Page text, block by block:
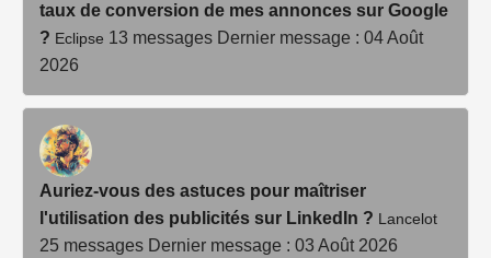
taux de conversion de mes annonces sur Google
? Eclipse 13 messages Dernier message : 04 Août
2026
Auriez-vous des astuces pour maîtriser
l'utilisation des publicités sur LinkedIn ? Lancelot
25 messages Dernier message : 03 Août 2026